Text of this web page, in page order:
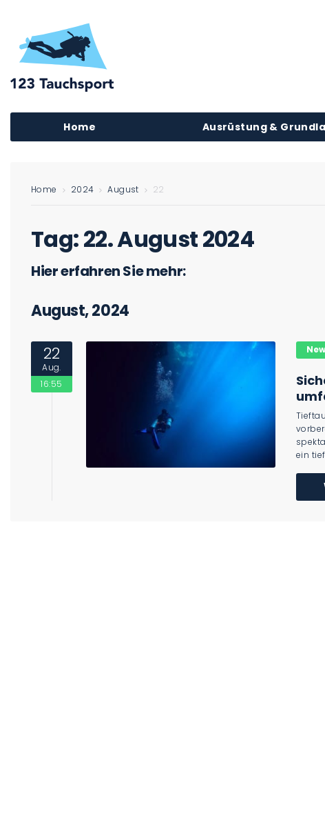
Home Ausrüstung &
Home 2024 August 22
Tag:22. August 2024
Hier erfahren Sie mehr:
August, 2024
22
Aug.
16:55
ein